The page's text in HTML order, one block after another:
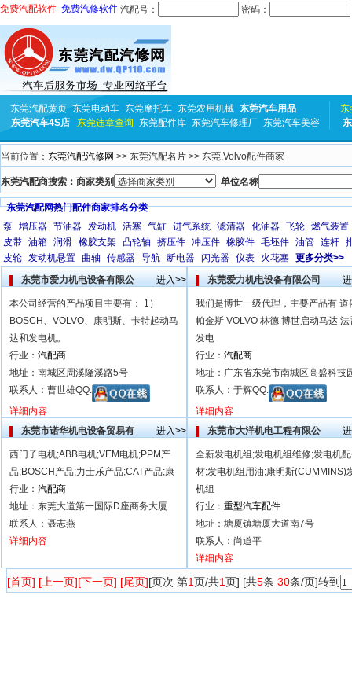
免费汽配软件 免费汽修软件 汽配号： 密码：
东莞汽配黄页 东莞电动车 东莞摩托车 东莞农用机械 东莞汽车用品
东莞汽车4S店
东莞违章查询 东莞配件库 东莞汽车修理厂 东莞汽车美容
东
当前位置： 东莞汽配汽修网 >> 东莞汽配名片 >> 东莞,Volvo配件商家
东莞汽配商搜索：商家类别 单位名称
东莞汽配网热门配件商家排名分类
泵
增压器 节油器 发动机 活塞 气缸 进气系统 滤清器 化油器 飞轮 燃气装置
皮带 油箱 润滑 橡胶支架 凸轮轴 挤压件 冲压件 橡胶件 毛坯件 油管 连杆
皮轮 发动机悬置 曲轴 传感器 导航 断电器 闪光器 仪表 火花塞 更多分类>>
东莞市爱力机电设备有限公
进入>>
本公司经营的产品项目主要有： 1）
BOSCH、VOLVO、康明斯、卡特起动马
达和发电机。
行业： 汽配商
地址：南城区周溪隆溪路5号
联系人：曹世雄QQ:
详细内容
东莞爱力机电设备有限公司
我们是博世一级代理，主要产品有 道
帕金斯 VOLVO 林德 博世启动马达 法
发电
行业： 汽配商
地址：广东省东莞市南城区高盛科技
联系人：于辉QQ:
详细内容
东莞市诺华机电设备贸易有
进入>>
西门子电机;ABB电机;VEM电机;PPM产
品;BOSCH产品;力士乐产品;CAT产品;康
行业： 汽配商
地址：东莞大道第一国际D座商务大厦
联系人：聂志燕
详细内容
东莞市大洋机电工程有限公
全新发电机组;发电机组维修;发电机
材;发电机组用油;康明斯(CUMMINS)
机组
行业： 重型汽车配件
地址：塘厦镇塘厦大道南7号
联系人：尚道平
详细内容
[首页] [上一页] [下一页] [尾页] [页次 第1页/共1页] [共5条 30条/页]转到